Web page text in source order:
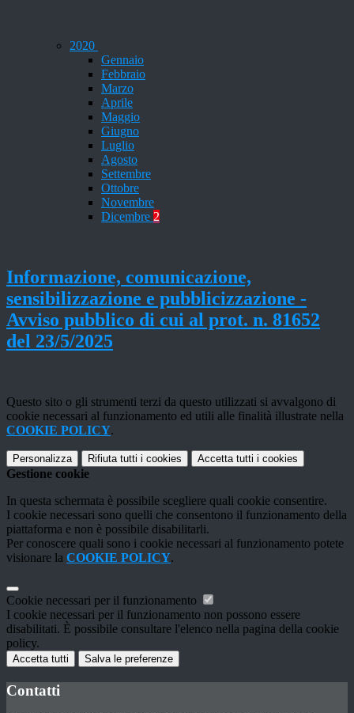
2020
Gennaio
Febbraio
Marzo
Aprile
Maggio
Giugno
Luglio
Agosto
Settembre
Ottobre
Novembre
Dicembre 2
Informazione, comunicazione,
sensibilizzazione e pubblicizzazione -
Avviso pubblico di cui al prot. n. 81652
del 23/5/2025
Questo sito o gli strumenti terzi da questo utilizzati si avvalgono di
cookie necessari al funzionamento ed utili alle finalità illustrate nella
COOKIE POLICY.
Personalizza Rifiuta tutti i cookies Accetta tutti i cookies
Gestione cookie
In questa schermata è possibile scegliere quali cookie consentire.
I cookie necessari sono quelli che consentono il funzionamento della
piattaforma e non è possibile disabilitarli.
Per conoscere quali sono i cookie necessari al funzionamento potete
visionare la COOKIE POLICY.
Cookie necessari per il funzionamento
I cookie necessari per il funzionamento non possono essere
disabilitati. È possibile consultare l'elenco nella pagina della cookie
policy.
Accetta tutti Salva le preferenze
Contatti